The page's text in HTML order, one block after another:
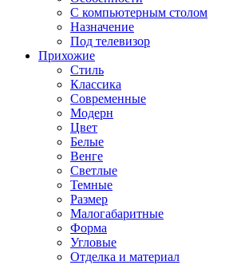
С компьютерным столом
Назначение
Под телевизор
Прихожие
Стиль
Классика
Современные
Модерн
Цвет
Белые
Венге
Светлые
Темные
Размер
Малогабаритные
Форма
Угловые
Отделка и материал